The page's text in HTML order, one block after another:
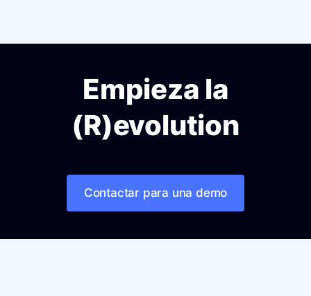
Empieza la
(R)evolution
Contactar para una demo